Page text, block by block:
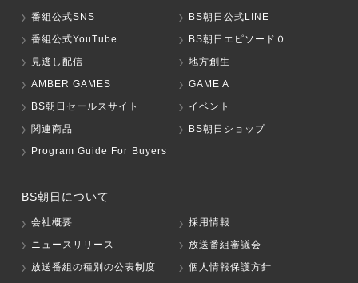
番組公式SNS
BS朝日公式LINE
番組公式YouTube
BS朝日エピソード０
見逃し配信
地方創生
AMBER GAMES
GAME A
BS朝日セールスサイト
イベント
関連商品
BS朝日ショップ
Program Guide For Buyers
BS朝日について
会社概要
採用情報
ニュースリリース
放送番組審議会
放送番組の種別の公表制度
個人情報保護方針